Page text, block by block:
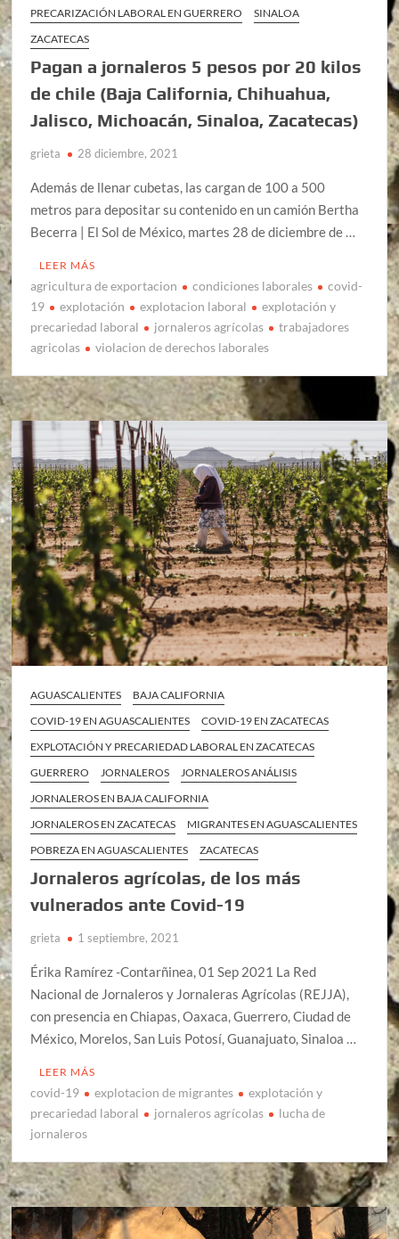
PRECARIZACIÓN LABORAL EN GUERRERO
SINALOA
ZACATECAS
Pagan a jornaleros 5 pesos por 20 kilos
de chile (Baja California, Chihuahua,
Jalisco, Michoacán, Sinaloa, Zacatecas)
grieta 28 diciembre, 2021
Además de llenar cubetas, las cargan de 100 a 500
metros para depositar su contenido en un camión Bertha
Becerra | El Sol de México, martes 28 de diciembre de …
LEER MÁS
agricultura de exportacion condiciones laborales
covid-
19
explotación explotacion laboral
explotación y
precariedad laboral
jornaleros agrícolas
trabajadores
agricolas
violacion de derechos laborales
AGUASCALIENTES
BAJA CALIFORNIA
COVID-19 EN AGUASCALIENTES
COVID-19 EN ZACATECAS
EXPLOTACIÓN Y PRECARIEDAD LABORAL EN ZACATECAS
GUERRERO
JORNALEROS
JORNALEROS ANÁLISIS
JORNALEROS EN BAJA CALIFORNIA
JORNALEROS EN ZACATECAS
MIGRANTES EN AGUASCALIENTES
POBREZA EN AGUASCALIENTES
ZACATECAS
Jornaleros agrícolas, de los más
vulnerados ante Covid-19
grieta 1 septiembre, 2021
Érika Ramírez -Contarñinea, 01 Sep 2021 La Red
Nacional de Jornaleros y Jornaleras Agrícolas (REJJA),
con presencia en Chiapas, Oaxaca, Guerrero, Ciudad de
México, Morelos, San Luis Potosí, Guanajuato, Sinaloa …
LEER MÁS
covid-19 explotacion de migrantes
explotación y
precariedad laboral
jornaleros agrícolas
lucha de
jornaleros